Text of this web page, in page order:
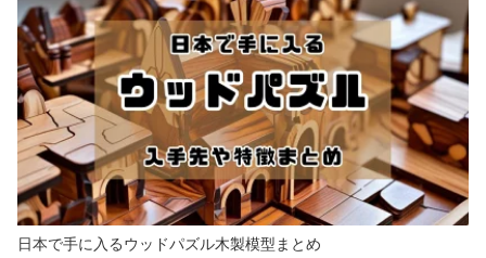
日本で手に入るウッドパズル木製模型まとめ